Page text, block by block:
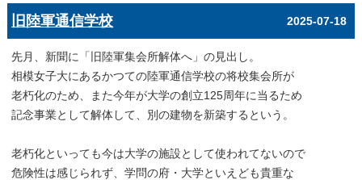
旧陸軍通信学校 2025-07-18
先月、新聞に「旧陸軍集会所解体へ」の見出し。
相模女子大にあるかつての陸軍通信学校の将校集会所が
老朽化のため、また今年が大学の創立125周年に当るため
記念事業として解体して、別の建物を新築するという。
老朽化といっても今は大学の施設として使われてないので
危険性は感じられず、学問の府・大学といえども貴重な